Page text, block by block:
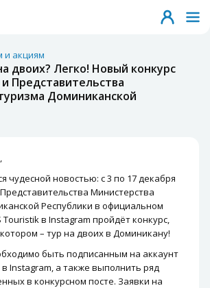
и акциям
двоих? Легко! Новый конкурс
Представительства
Доминиканской
чудесной новостью: с 3 по 17 декабря
Министерства
Республики в официальном
Touristik в Instagram пройдёт конкурс,
– тур на двоих в Доминикану!
быть подписанным на аккаунт
Instagram, а также выполнить ряд
в конкурсном посте. Заявки на